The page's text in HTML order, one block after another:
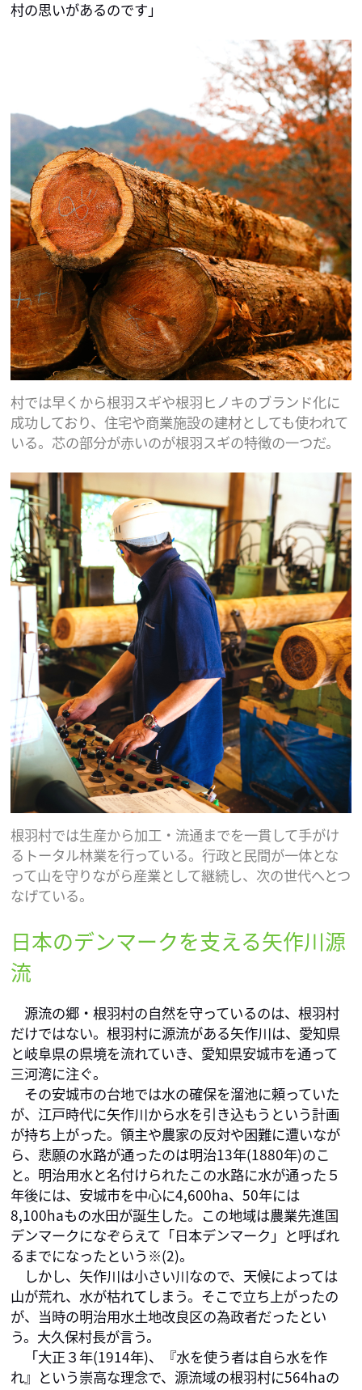
村では早くから根羽スギや根羽ヒノキのブランド化に
成功しており、住宅や商業施設の建材としても使われて
いる。芯の部分が赤いのが根羽スギの特徴の一つだ。
根羽村では生産から加工・流通までを一貫して手がけ
るトータル林業を行っている。行政と民間が一体とな
って山を守りながら産業として継続し、次の世代へとつ
なげている。
日本のデンマークを支える矢作川源
流
源流の郷・根羽村の自然を守っているのは、根羽村
だけではない。根羽村に源流がある矢作川は、愛知県
と岐阜県の県境を流れていき、愛知県安城市を通って
三河湾に注ぐ。
その安城市の台地では水の確保を溜池に頼っていた
が、江戸時代に矢作川から水を引き込もうという計画
が持ち上がった。領主や農家の反対や困難に遭いなが
ら、悲願の水路が通ったのは明治13年(1880年)のこ
と。明治用水と名付けられたこの水路に水が通った５
年後には、安城市を中心に4,600ha、50年には
8,100haもの水田が誕生した。この地域は農業先進国
デンマークになぞらえて「日本デンマーク」と呼ばれ
るまでになったという※(2)。
しかし、矢作川は小さい川なので、天候によっては
山が荒れ、水が枯れてしまう。そこで立ち上がったの
が、当時の明治用水土地改良区の為政者だったとい
う。大久保村長が言う。
「大正３年(1914年)、『水を使う者は自ら水を作
れ』という崇高な理念で、源流域の根羽村に564haの